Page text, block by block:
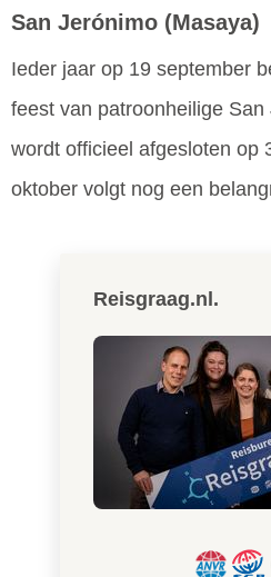
San Jerónimo (Masaya)
Ieder jaar op 19 september
feest van patroonheilige
wordt officieel afgesloten op
oktober volgt nog een
Reisgraag.nl.